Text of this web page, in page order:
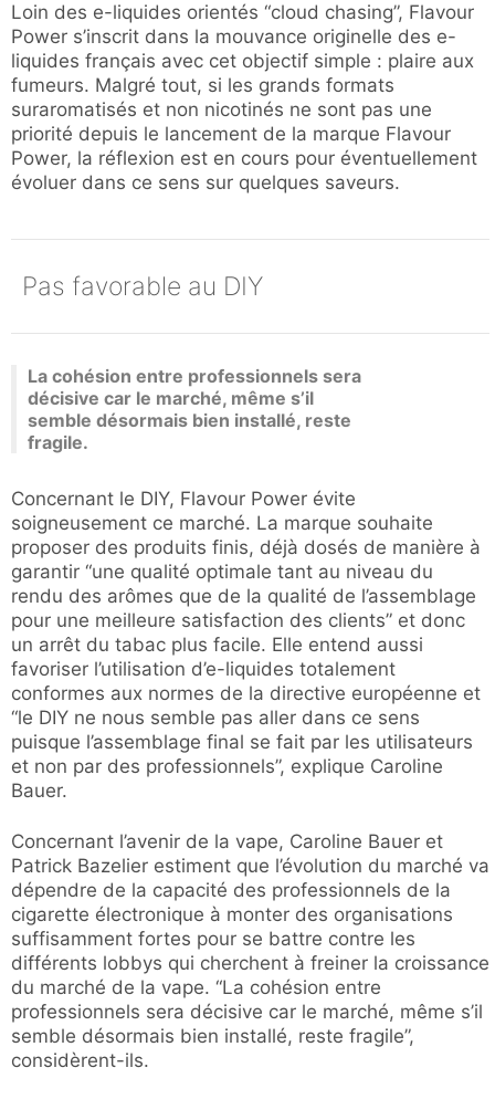
Loin des e-liquides orientés “cloud chasing”, Flavour
Power s’inscrit dans la mouvance originelle des e-
liquides français avec cet objectif simple : plaire aux
fumeurs. Malgré tout, si les grands formats
suraromatisés et non nicotinés ne sont pas une
priorité depuis le lancement de la marque Flavour
Power, la réflexion est en cours pour éventuellement
évoluer dans ce sens sur quelques saveurs.
Pas favorable au DIY
La cohésion entre professionnels sera
décisive car le marché, même s’il
semble désormais bien installé, reste
fragile.
Concernant le DIY, Flavour Power évite
soigneusement ce marché. La marque souhaite
proposer des produits finis, déjà dosés de manière à
garantir “une qualité optimale tant au niveau du
rendu des arômes que de la qualité de l’assemblage
pour une meilleure satisfaction des clients” et donc
un arrêt du tabac plus facile. Elle entend aussi
favoriser l’utilisation d’e-liquides totalement
conformes aux normes de la directive européenne et
“le DIY ne nous semble pas aller dans ce sens
puisque l’assemblage final se fait par les utilisateurs
et non par des professionnels”, explique Caroline
Bauer.
Concernant l’avenir de la vape, Caroline Bauer et
Patrick Bazelier estiment que l’évolution du marché va
dépendre de la capacité des professionnels de la
cigarette électronique à monter des organisations
suffisamment fortes pour se battre contre les
différents lobbys qui cherchent à freiner la croissance
du marché de la vape. “La cohésion entre
professionnels sera décisive car le marché, même s’il
semble désormais bien installé, reste fragile”,
considèrent-ils.